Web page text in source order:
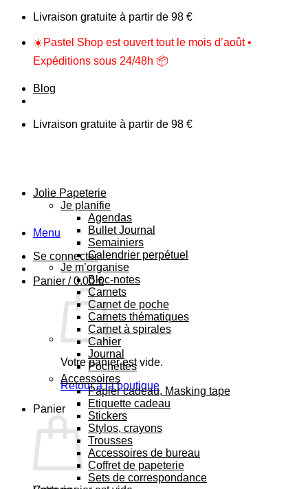
Skip
content
Livraison gratuite à partir de 98 €
☀️Pastel Shop est ouvert tout le mois d’août •
Expéditions sous 24/48h 📦
Blog
Livraison gratuite à partir de 98 €
Menu
Se connecter
Panier /0.00€
Votre panier est vide.
Retour à la boutique
Panier
Jolie Papeterie
Je planifie
Agendas
Bullet Journal
Semainiers
Calendrier perpétuel
Je m’organise
Bloc-notes
Carnets
Carnet de poche
Carnets thématiques
Carnet à spirales
Cahier
Journal
Pochettes
Accessoires
Papier cadeau, Masking tape
Etiquette cadeau
Stickers
Stylos, crayons
Trousses
Accessoires de bureau
Coffret de papeterie
Sets de correspondance